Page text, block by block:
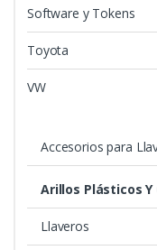
Software y Tokens
Toyota
VW
Accesorios para
Arillos Plásticos Y
Llaveros